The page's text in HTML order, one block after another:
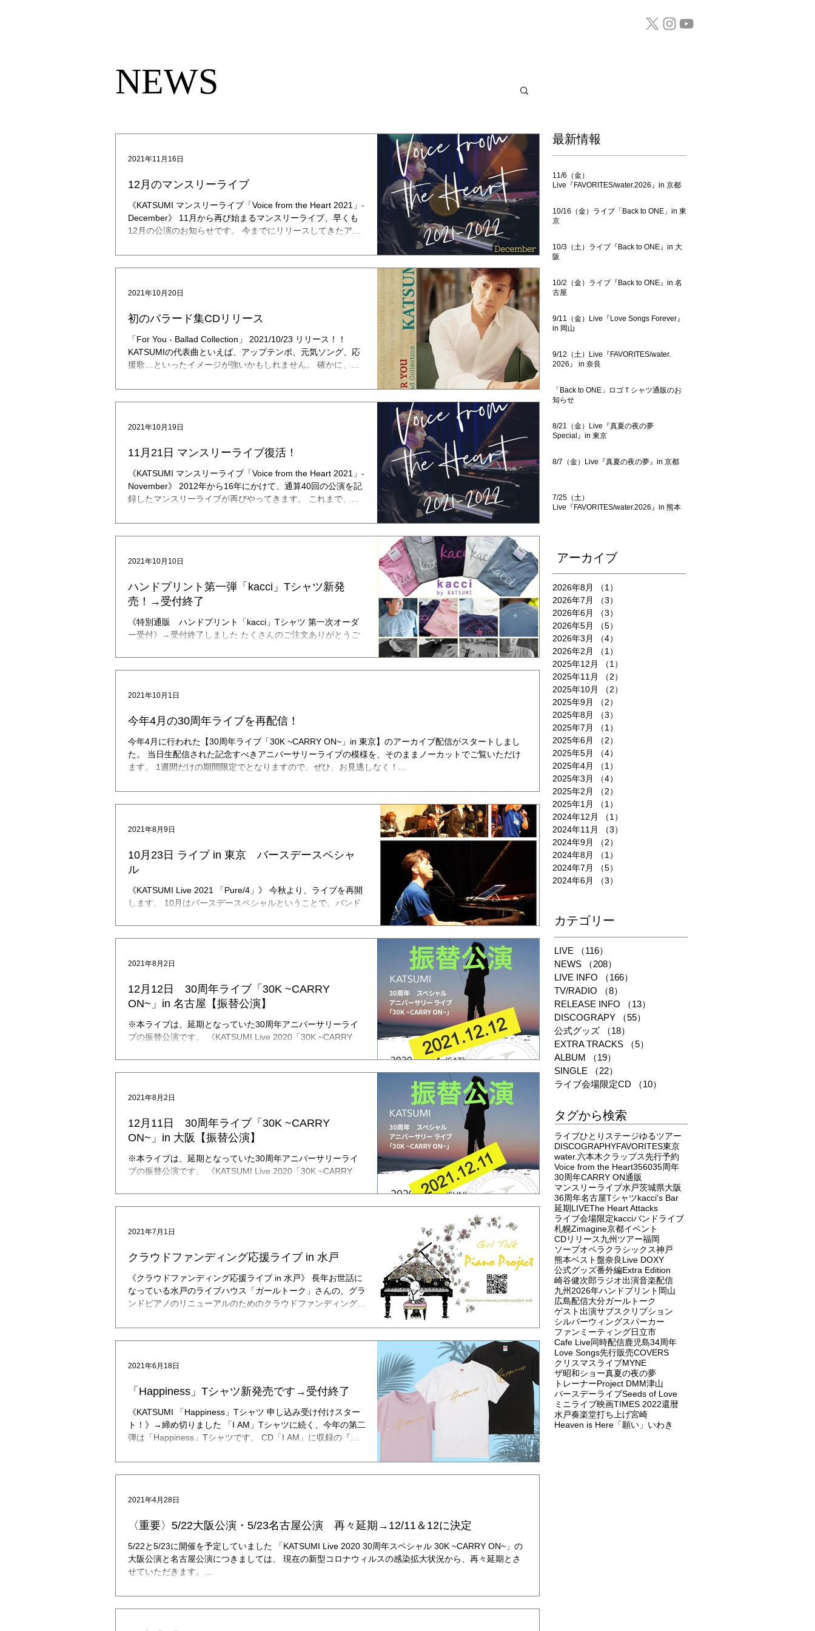
12月のマンスリーライブ
《KATSUMI マンスリーライブ「Voice from the Heart 2021」-
December》 11月から再び始まるマンスリーライブ、早くも
12月の公演のお知らせです。 今までにリリースしてきたアル
2021年11月16日
初のバラード集CDリリース
「For You - Ballad Collection」 2021/10/23 リリース！！
KATSUMIの代表曲といえば、アップテンポ、元気ソング、応
援歌…といったイメージが強いかもしれません。 確かに、シ
インで...
2021年10月20日
11月21日 マンスリーライブ復活！
《KATSUMI マンスリーライブ「Voice from the Heart 2021」-
November》 2012年から16年にかけて、通算40回の公演を記
録したマンスリーライブが再びやってきます。 これまで、マ
2021年10月19日
ハンドプリント第一弾「kacci」Tシャツ新発
売！→受付終了
《特別通販 ハンドプリント「kacci」Tシャツ 第一次オーダ
ー受付》→受付終了しました たくさんのご注文ありがとうご
品は、順次お送りしております。（2021/11/9） ／ 初回オー
ダーは特別価格にてご提供！ ＼...
2021年10月10日
今年4月の30周年ライブを再配信！
今年4月に行われた【30周年ライブ「30K ~CARRY ON~」in 東京】のアーカイブ配信がスタートしまし
た。 当日生配信された記念すべきアニバーサリーライブの模様を、そのままノーカットでご覧いただけ
ます。 1週間だけの期間限定でとなりますので、ぜひ、お見逃しなく！...
2021年10月1日
10月23日 ライブ in 東京 バースデースペシャ
ル
《KATSUMI Live 2021 「Pure/4」》 今秋より、ライブを再開
します。 10月はバースデースペシャルということで、バンド
フルライブは初の試み。...
2021年8月9日
12月12日 30周年ライブ「30K ~CARRY
ON~」in 名古屋【振替公演】
※本ライブは、延期となっていた30周年アニバーサリーライ
ブの振替公演です。 《KATSUMI Live 2020「30K ~CARRY
アニバーサリーライブの振替公演が決定しました。...
2021年8月2日
12月11日 30周年ライブ「30K ~CARRY
ON~」in 大阪【振替公演】
※本ライブは、延期となっていた30周年アニバーサリーライ
ブの振替公演です。 《KATSUMI Live 2020「30K ~CARRY
アニバーサリーライブの振替公演が決定しました。...
2021年8月2日
クラウドファンディング応援ライブ in 水戸
《クラウドファンディング応援ライブ in 水戸》 長年お世話に
なっている水戸のライブハウス「ガールトーク」さんの、グラ
ンドピアノのリニューアルのためのクラウドファンディングに
ィングは、半世紀も頑張ってきたピアノに...
2021年7月1日
「Happiness」Tシャツ新発売です→受付終了
《KATSUMI 「Happiness」Tシャツ 申し込み受け付けスター
ト！》→締め切りました 「I AM」Tシャツに続く、今年の第二
弾は「Happiness」Tシャツです。 CD「I AM」に収録の『た
2021年6月18日
〈重要〉5/22大阪公演・5/23名古屋公演 再々延期→12/11＆12に決定
5/22と5/23に開催を予定していました 「KATSUMI Live 2020 30周年スペシャル 30K ~CARRY ON~」の
大阪公演と名古屋公演につきましては、 現在の新型コロナウィルスの感染拡大状況から、再々延期とさ
せていただきます。...
2021年4月28日
NEWS​
​最新情報
11/6（金）
Live『FAVORITES/water.2026』in 京都
10/16（金）ライブ「Back to ONE」in 東
京
10/3（土）ライブ『Back to ONE』in 大
阪
10/2（金）ライブ『Back to ONE』in 名
古屋
9/11（金）Live『Love Songs Forever』
in 岡山
9/12（土）Live『FAVORITES/water.
2026』 in 奈良
「Back to ONE」ロゴＴシャツ通販のお
知らせ
8/21（金）Live『真夏の夜の夢
Special』in 東京
8/7（金）Live『真夏の夜の夢』in 京都
7/25（土）
Live『FAVORITES/water.2026』in 熊本
アーカイブ
2026年8月 （1）
2026年7月
（3）
2026年6月
（3）
2026年5月
（5）
2026年3月
（4）
2026年2月
（1）
2025年12月
（1）
2025年11月
（2）
2025年10月
（2）
2025年9月
（2）
2025年8月
（3）
2025年7月
（1）
2025年6月
（2）
2025年5月
（4）
2025年4月
（1）
2025年3月
（4）
2025年2月
（2）
2025年1月
（1）
2024年12月
（1）
2024年11月
（3）
2024年9月
（2）
2024年8月
（1）
2024年7月
（5）
2024年6月
（3）
​カテゴリー
LIVE （116）
NEWS
（208）
LIVE INFO
（166）
TV/RADIO
（8）
RELEASE INFO
（13）
DISCOGRAPY
（55）
公式グッズ
（18）
EXTRA TRACKS
（5）
ALBUM
（19）
SINGLE
（22）
ライブ会場限定CD
（10）
タグから検索
ライブひとりステージゆるツアー
DISCOGRAPHYFAVORITES東京
water.六本木クラップス先行予約
Voice from the Heart356035周年
30周年CARRY ON通販
マンスリーライブ水戸茨城県大阪
36周年名古屋Tシャツkacci's Bar
延期LIVEThe Heart Attacks
ライブ会場限定kacciバンドライブ
札幌Zimagine京都イベント
CDリリース九州ツアー福岡
ソープオペラクラシックス神戸
熊本ベスト盤奈良Live DOXY
公式グッズ番外編Extra Edition
崎谷健次郎ラジオ出演音楽配信
九州 2026年ハンドプリント 岡山
広島配信大分ガールトーク
ゲスト出演サブスクリプション
シルバーウィングスパーカー
ファンミーティング日立市
Cafe Live同時配信鹿児島34周年
Love Songs先行販売COVERS
クリスマスライブMYNE
ザ昭和ショー真夏の夜の夢
トレーナーProject DMM津山
バースデーライブSeeds of Love
ミニライブ映画TIMES 2022還暦
水戸奏楽堂打ち上げ宮崎
Heaven is Here 「願い」 いわき